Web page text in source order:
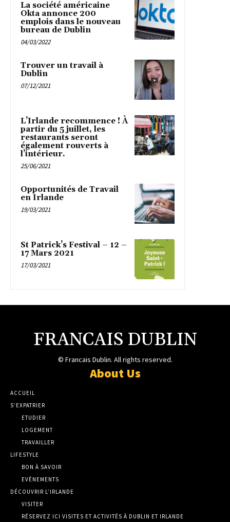
La société américaine
Okta annonce 200
emplois dans le nouveau
bureau de Dublin
04/03/2022
Trouver un travail à
Dublin
07/12/2021
L’Irlande recommence ! À
partir du 5 juillet, les
restaurants seront
également rouverts à
l’intérieur.
25/06/2021
Opportunités de Travail
en Irlande
19/03/2021
St Patrick’s Festival – 12 –
17 Mars 2021
17/03/2021
FRANCAIS DUBLIN
© Francais Dublin. All rights reserved.
About Us
ACCUEIL
S’EXPATRIER
ETUDIER
LOGEMENT
TRAVAILLER
LIFESTYLE
BON À SAVOIR
EVÈNEMENTS
DÉCOUVRIR L’IRLANDE
VISITER
RÉSERVEZ ICI VISITES ET ACTIVITÉS À DUBLIN ET IRLANDE